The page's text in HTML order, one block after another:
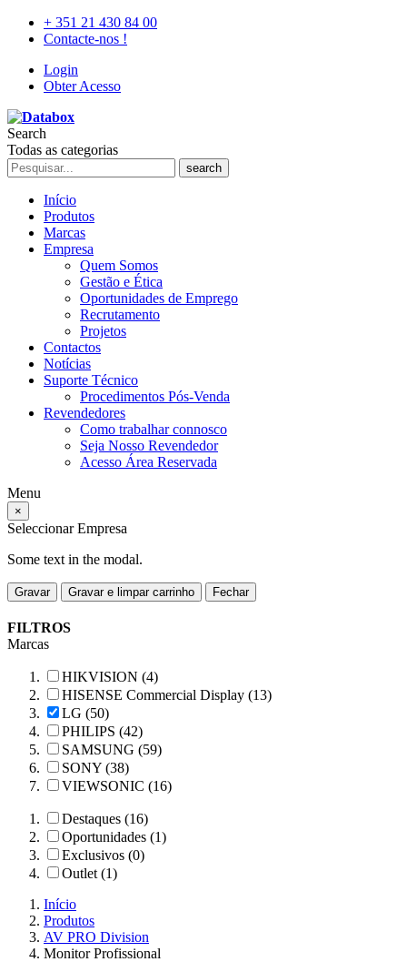
+ 351 21 430 84 00
Contacte-nos !
Login
Obter Acesso
Search
Todas as categorias
search
Início
Produtos
Marcas
Empresa
Quem Somos
Gestão e Ética
Oportunidades de Emprego
Recrutamento
Projetos
Contactos
Notícias
Suporte Técnico
Procedimentos Pós-Venda
Revendedores
Como trabalhar connosco
Seja Nosso Revendedor
Acesso Área Reservada
Menu
×
Seleccionar Empresa
Some text in the modal.
Gravar Gravar e limpar carrinho Fechar
FILTROS
Marcas
HIKVISION (4)
HISENSE Commercial Display (13)
LG (50)
PHILIPS (42)
SAMSUNG (59)
SONY (38)
VIEWSONIC (16)
Destaques (16)
Oportunidades (1)
Exclusivos (0)
Outlet (1)
Início
Produtos
AV PRO Division
Monitor Profissional